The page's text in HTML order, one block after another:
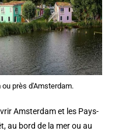
près d'Amsterdam.
Amsterdam et les Pays-
au bord de la mer ou au